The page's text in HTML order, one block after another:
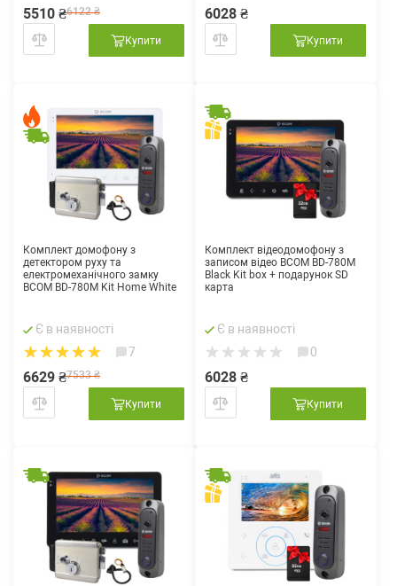
6122 ₴
5510 ₴
Купити
6028 ₴
Купити
Комплект домофону з
детектором руху та
електромеханічного замку
BCOM BD-780M Kit Home White
Є в наявності
7
7533 ₴
6629 ₴
Купити
Комплект відеодомофону з
записом відео BCOM BD-780M
Black Kit box + подарунок SD
карта
Є в наявності
0
6028 ₴
Купити